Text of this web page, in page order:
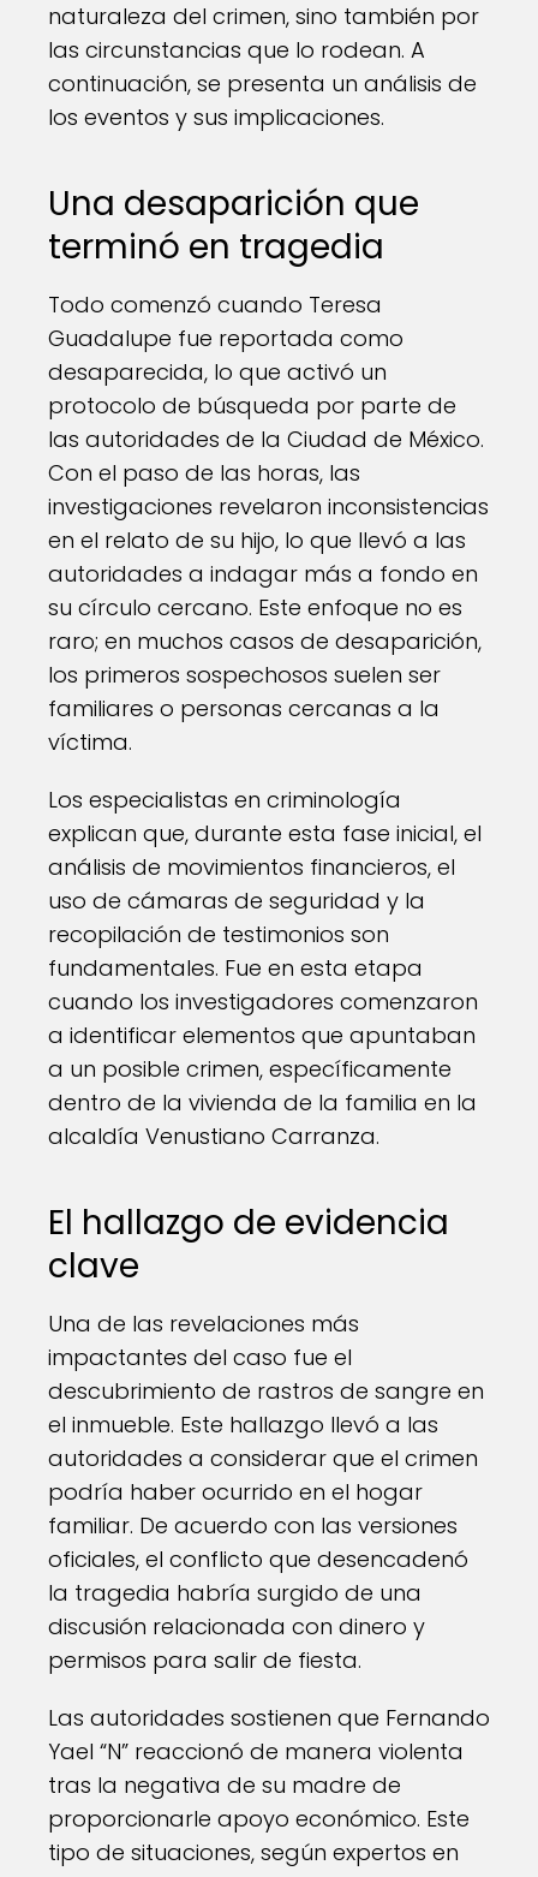
naturaleza del crimen, sino también por
las circunstancias que lo rodean. A
continuación, se presenta un análisis de
los eventos y sus implicaciones.
Una desaparición que
terminó en tragedia
Todo comenzó cuando Teresa
Guadalupe fue reportada como
desaparecida, lo que activó un
protocolo de búsqueda por parte de
las autoridades de la Ciudad de México.
Con el paso de las horas, las
investigaciones revelaron inconsistencias
en el relato de su hijo, lo que llevó a las
autoridades a indagar más a fondo en
su círculo cercano. Este enfoque no es
raro; en muchos casos de desaparición,
los primeros sospechosos suelen ser
familiares o personas cercanas a la
víctima.
Los especialistas en criminología
explican que, durante esta fase inicial, el
análisis de movimientos financieros, el
uso de cámaras de seguridad y la
recopilación de testimonios son
fundamentales. Fue en esta etapa
cuando los investigadores comenzaron
a identificar elementos que apuntaban
a un posible crimen, específicamente
dentro de la vivienda de la familia en la
alcaldía Venustiano Carranza.
El hallazgo de evidencia
clave
Una de las revelaciones más
impactantes del caso fue el
descubrimiento de rastros de sangre en
el inmueble. Este hallazgo llevó a las
autoridades a considerar que el crimen
podría haber ocurrido en el hogar
familiar. De acuerdo con las versiones
oficiales, el conflicto que desencadenó
la tragedia habría surgido de una
discusión relacionada con dinero y
permisos para salir de fiesta.
Las autoridades sostienen que Fernando
Yael “N” reaccionó de manera violenta
tras la negativa de su madre de
proporcionarle apoyo económico. Este
tipo de situaciones, según expertos en